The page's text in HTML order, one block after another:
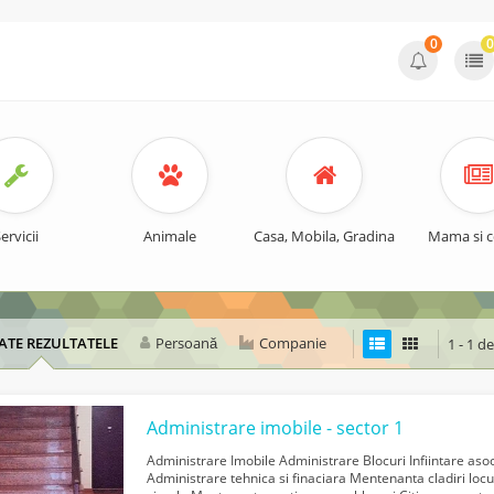
0 0
Animale Casa, Mobila, Gradina Mama si
REZULTATELE Persoană Companie 1 - 1
Administrare imobile - sector 1
Administrare Imobile Administrare Blocuri Infiintare
Administrare tehnica si finaciara Mentenanta cladiri